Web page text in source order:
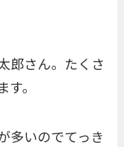
郎さん。たくさ
。
多いのでてっき